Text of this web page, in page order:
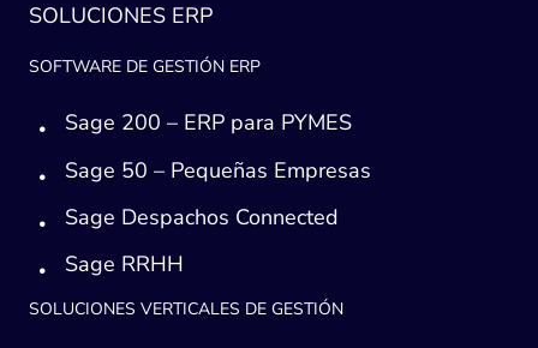
SOLUCIONES ERP
SOFTWARE DE GESTIÓN ERP
Sage 200 – ERP para PYMES
Sage 50 – Pequeñas Empresas
Sage Despachos Connected
Sage RRHH
SOLUCIONES VERTICALES DE GESTIÓN